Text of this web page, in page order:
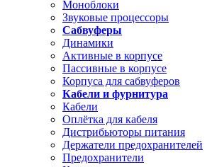
Моноблоки
Звуковые процессоры
Сабвуферы
Динамики
Активные в корпусе
Пассивные в корпусе
Корпуса для сабвуферов
Кабели и фурнитура
Кабели
Оплётка для кабеля
Дистрибьюторы питания
Держатели предохранителей
Предохранители